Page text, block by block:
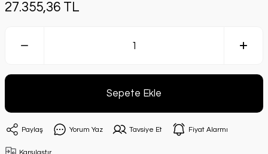
27.355,36 TL
Sepete Ekle
Paylaş Yorum Yaz Tavsiye Et Fiyat Alarmı
Karşılaştır